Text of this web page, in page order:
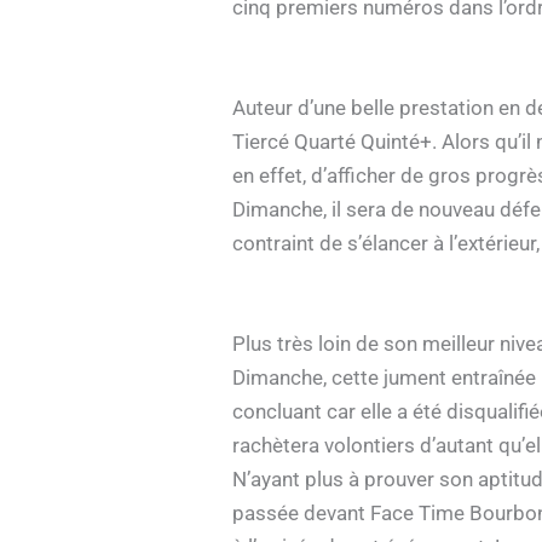
cinq premiers numéros dans
Auteur d’une belle prestation en
Tiercé Quarté Quinté+. Alors
en effet, d’afficher de gros
Dimanche, il sera de nouveau
contraint de s’élancer à
Plus très loin de son meilleur
Dimanche, cette jument
concluant car elle a été
rachètera volontiers d’autant
N’ayant plus à prouver son
passée devant Face Time